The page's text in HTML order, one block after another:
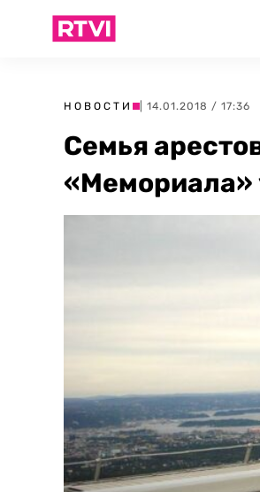
НОВОСТИ | 14.01.2018 / 17:36
Семья
«Мемориала»